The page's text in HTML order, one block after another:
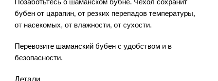
Позаботьтесь о шаманском бубне. Чехол сохранит
бубен от царапин, от резких перепадов температуры,
от насекомых, от влажности, от сухости.
Перевозите шаманский бубен с удобством и в
безопасности.